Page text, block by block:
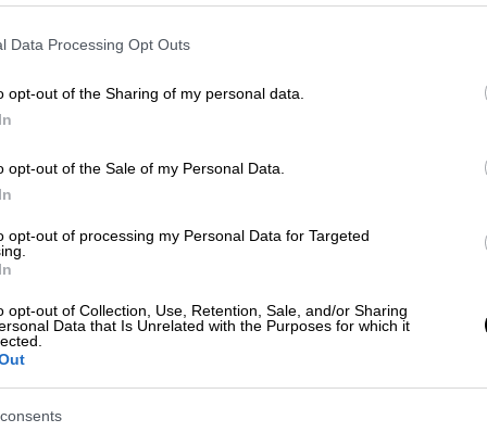
Data Processing Opt Outs
opt-out of the Sharing of my personal data.
opt-out of the Sale of my Personal Data.
opt-out of processing my Personal Data for Targeted
opt-out of Collection, Use, Retention, Sale, and/or Sharing
Data that Is Unrelated with the Purposes for which it
μεγάλης εγκληματικής
από τις Αρχές
σύμφωνα με την ΚΕΕΡΦΑ,
Ραφίκκαι τους αντιλήφθηκαν οι
διάλογο: